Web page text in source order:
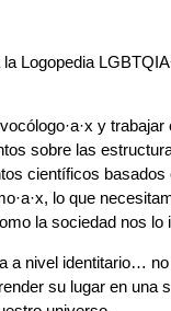
Logopedia
y
sobre las
científicos
lo que
la sociedad nos lo
a nivel identitario…
su lugar en